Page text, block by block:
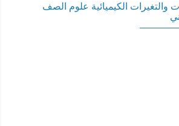
والتغيرات الكيميائية علوم الصف